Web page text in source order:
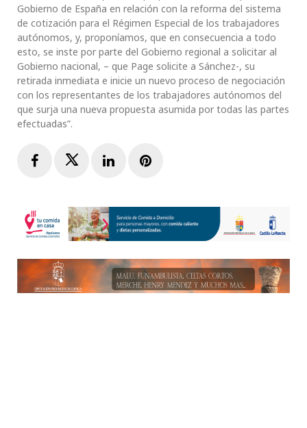
Gobierno de España en relación con la reforma del sistema
de cotización para el Régimen Especial de los trabajadores
autónomos, y, proponíamos, que en consecuencia a todo
esto, se inste por parte del Gobierno regional a solicitar al
Gobierno nacional, – que Page solicite a Sánchez-, su
retirada inmediata e inicie un nuevo proceso de negociación
con los representantes de los trabajadores autónomos del
que surja una nueva propuesta asumida por todas las partes
efectuadas”.
FacebookTwitterLinkedInPinterest